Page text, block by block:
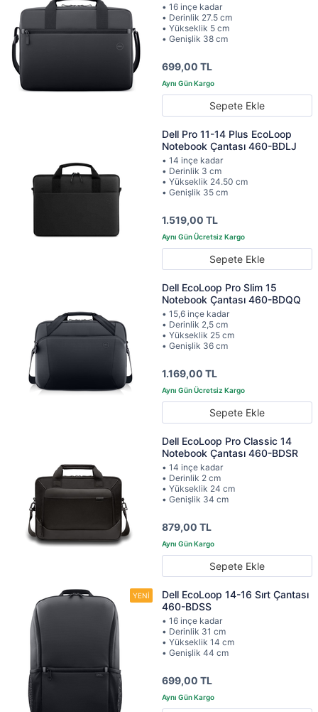
• 16 inçe kadar
• Derinlik 27.5 cm
• Yükseklik 5 cm
• Genişlik 38 cm
699,00 TL
Sepete Ekle
Dell Pro 11-14 Plus EcoLoop
Notebook Çantası 460-BDLJ
• 14 inçe kadar
• Derinlik 3 cm
• Yükseklik 24.50 cm
• Genişlik 35 cm
1.519,00 TL
Sepete Ekle
Dell EcoLoop Pro Slim 15
Notebook Çantası 460-BDQQ
• 15,6 inçe kadar
• Derinlik 2,5 cm
• Yükseklik 25 cm
• Genişlik 36 cm
1.169,00 TL
Sepete Ekle
Dell EcoLoop Pro Classic 14
Notebook Çantası 460-BDSR
• 14 inçe kadar
• Derinlik 2 cm
• Yükseklik 24 cm
• Genişlik 34 cm
879,00 TL
Sepete Ekle
Dell EcoLoop 14-16 Sırt Çantası
460-BDSS
• 16 inçe kadar
• Derinlik 31 cm
• Yükseklik 14 cm
• Genişlik 44 cm
699,00 TL